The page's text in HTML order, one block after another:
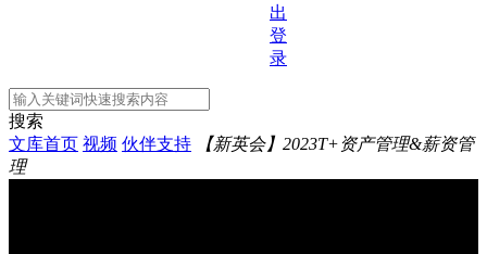
出
登
录
搜索
文库首页 视频 伙伴支持
【新英会】2023T+资产管理&薪资管
理